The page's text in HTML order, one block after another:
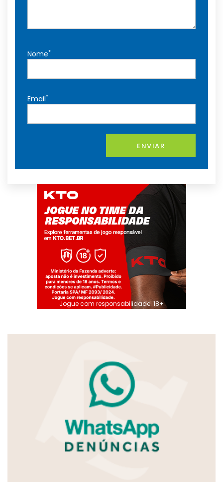
Nome*
Email*
ENVIAR
Jogue com responsabilidade. 18+